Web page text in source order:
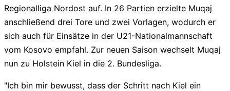
Regionalliga Nordost auf. In 26 Partien erzielte Muqaj
anschließend drei Tore und zwei Vorlagen, wodurch er
sich auch für Einsätze in der U21-Nationalmannschaft
vom Kosovo empfahl. Zur neuen Saison wechselt Muqaj
nun zu Holstein Kiel in die 2. Bundesliga.
"Ich bin mir bewusst, dass der Schritt nach Kiel ein